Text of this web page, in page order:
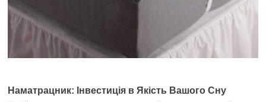
Наматрацник: Інвестиція в Якість Вашого Сну